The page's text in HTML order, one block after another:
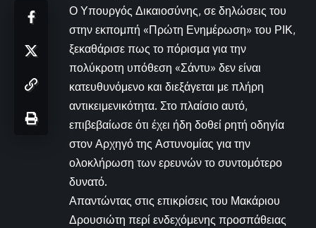
Ο Υπουργός Δικαιοσύνης, σε δηλώσεις του
στην εκπομπή «Πρώτη Ενημέρωση» του ΡΙΚ,
ξεκαθάρισε πως το πόρισμα για την
πολύκροτη υπόθεση «Σάντυ» δεν είναι
κατευθυνόμενο και διεξάγεται με πλήρη
αντικειμενικότητα. Στο πλαίσιο αυτό,
επιβεβαίωσε ότι έχει ήδη δοθεί ρητή οδηγία
στον Αρχηγό της Αστυνομίας για την
ολοκλήρωση των ερευνών το συντομότερο
δυνατό.
Απαντώντας στις επικρίσεις του Μακάριου
Δρουσιώτη περί ενδεχόμενης προσπάθειας